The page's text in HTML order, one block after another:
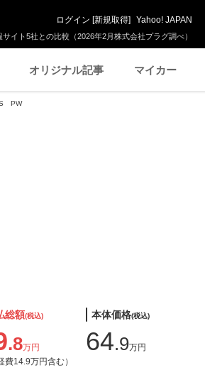
イト5社との比較（2026年2月株式会社プラグ調べ）
ログイン [新規取得] Yahoo! JAPAN
オリジナル記事 マイカー
PW
総額(税込)
.8万円
費14.9万円含む）
本体価格(税込)
64.9万円